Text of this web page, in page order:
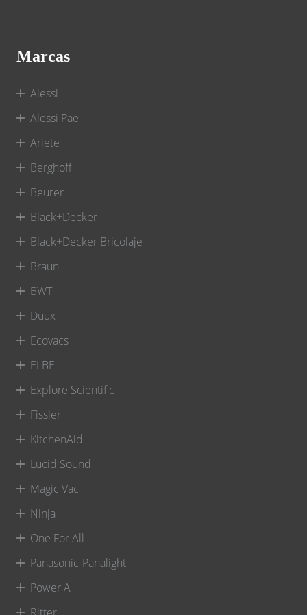
Marcas
Alessi
Alessi Pae
Ariete
Berghoff
Beurer
Black+Decker
Black+Decker Bricolaje
Braun
BWT
Duux
Ecovacs
ELBE
Explore Scientific
Fissler
KitchenAid
Lucid Sound
Magic Vac
Ninja
One For All
Panasonic-Panalight
Power A